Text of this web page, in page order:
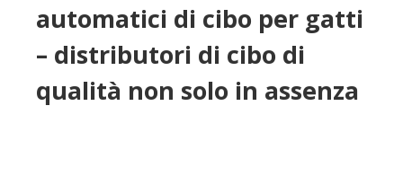
automatici di cibo per gatti
– distributori di cibo di
qualità non solo in assenza